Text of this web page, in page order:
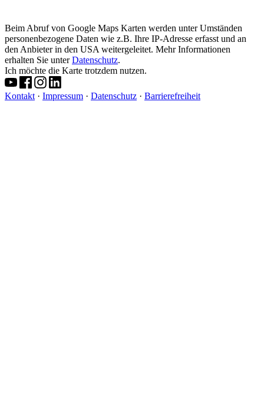
Beim Abruf von Google Maps Karten werden unter Umständen
personenbezogene Daten wie z.B. Ihre IP-Adresse erfasst und an
den Anbieter in den USA weitergeleitet. Mehr Informationen
erhalten Sie unterDatenschutz.
Ich möchte die Karte trotzdem nutzen.
Kontakt · Impressum · Datenschutz · Barrierefreiheit